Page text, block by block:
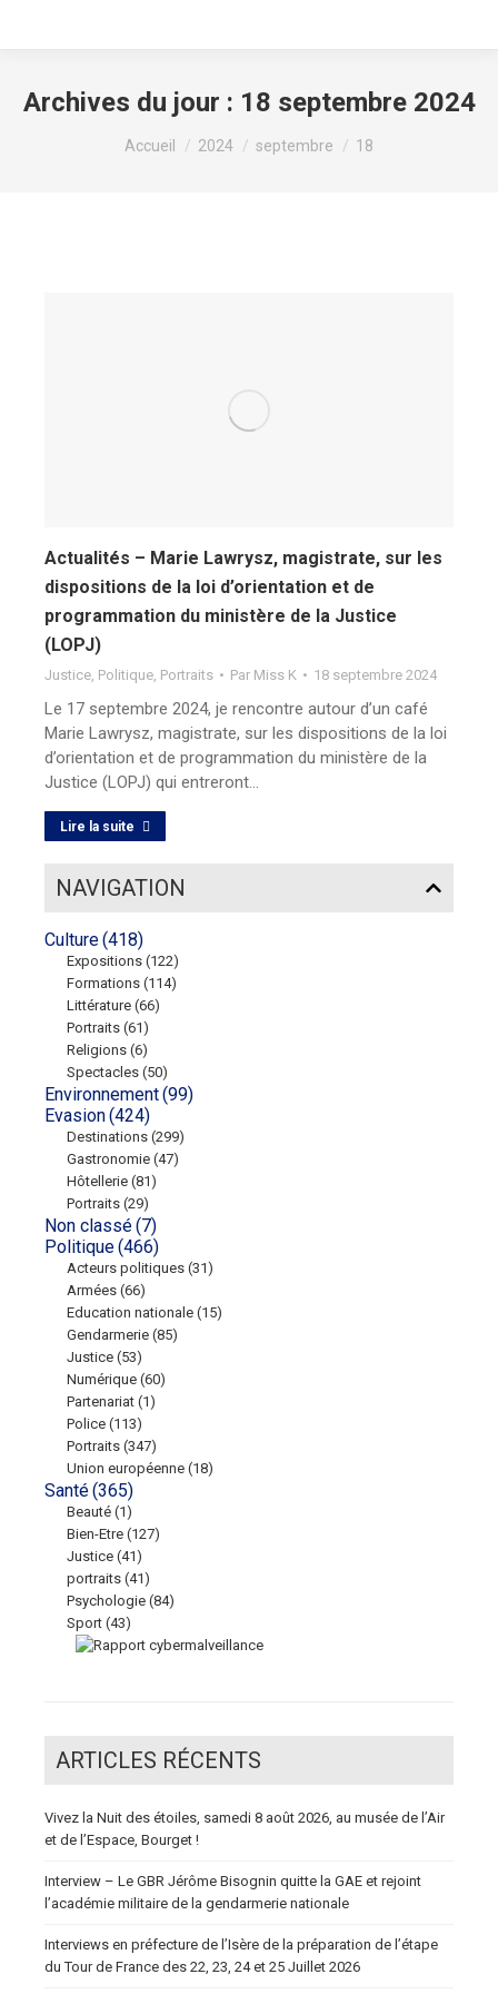
Archives du jour : 18 septembre 2024
Vous êtes ici :
Accueil 2024 septembre 18
Actualités – Marie Lawrysz, magistrate, sur les
dispositions de la loi d’orientation et de
programmation du ministère de la Justice
(LOPJ)
Justice Politique Portraits Par Miss K 18 septembre 2024
Le 17 septembre 2024, je rencontre autour d’un café
Marie Lawrysz, magistrate, sur les dispositions de la loi
d’orientation et de programmation du ministère de la
Justice (LOPJ) qui entreront…
Lire la suite
NAVIGATION
Culture(418)
Expositions (122)
Formations (114)
Littérature (66)
Portraits (61)
Religions (6)
Spectacles (50)
Environnement(99)
Evasion(424)
Destinations (299)
Gastronomie (47)
Hôtellerie (81)
Portraits (29)
Non classé(7)
Politique(466)
Acteurs politiques (31)
Armées (66)
Education nationale (15)
Gendarmerie (85)
Justice (53)
Numérique (60)
Partenariat (1)
Police (113)
Portraits (347)
Union européenne (18)
Santé(365)
Beauté (1)
Bien-Etre (127)
Justice (41)
portraits (41)
Psychologie (84)
Sport (43)
ARTICLES RÉCENTS
Vivez la Nuit des étoiles, samedi 8 août 2026, au musée de l’Air
et de l’Espace, Bourget !
Interview – Le GBR Jérôme Bisognin quitte la GAE et rejoint
l’académie militaire de la gendarmerie nationale
Interviews en préfecture de l’Isère de la préparation de l’étape
du Tour de France des 22, 23, 24 et 25 Juillet 2026